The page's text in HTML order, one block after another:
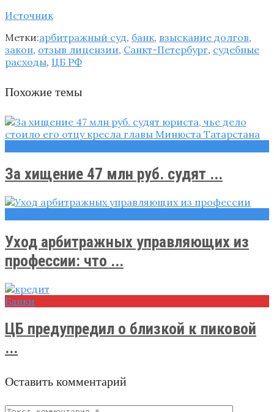
Источник
Метки:арбитражный суд, банк, взыскание долгов,
закон, отзыв лицензии, Санкт-Петербург, судебные
расходы, ЦБ РФ
Похожие темы
За хищение 47 млн руб. судят ...
Уход арбитражных управляющих из
профессии: что ...
Банки
ЦБ предупредил о близкой к пиковой
...
Оставить комментарий